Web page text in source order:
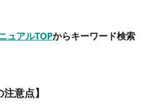
ュアルTOPからキーワード検索
意点】